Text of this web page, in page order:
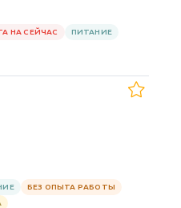
НА СЕЙЧАС
ПИТАНИЕ
БЕЗ ОПЫТА РАБОТЫ